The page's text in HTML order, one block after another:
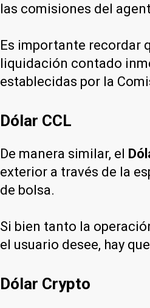
las comisiones del
Es importante recordar
liquidación contado
establecidas por la
Dólar CCL
De manera similar, el
exterior a través de la
de bolsa.
Si bien tanto la
el usuario desee, hay
Dólar Crypto